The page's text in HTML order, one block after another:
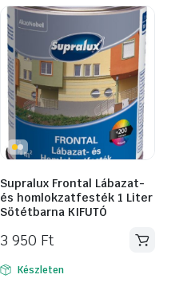
Supralux Frontal Lábazat-
és homlokzatfesték 1 Liter
Sötétbarna KIFUTÓ
3 950 Ft
Készleten